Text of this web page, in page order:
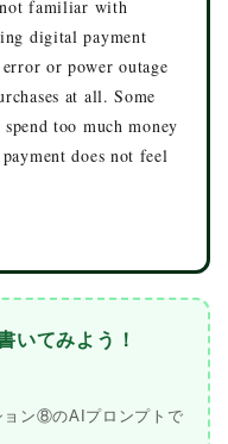
not familiar with
digital payment
or power outage
at all. Some
too much money
does not feel
いてみよう！
ョン⑧のAIプロンプトで